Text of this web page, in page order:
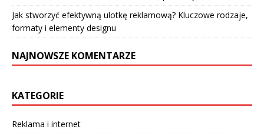
Jak stworzyć efektywną ulotkę reklamową? Kluczowe rodzaje,
formaty i elementy designu
NAJNOWSZE KOMENTARZE
KATEGORIE
Reklama i internet